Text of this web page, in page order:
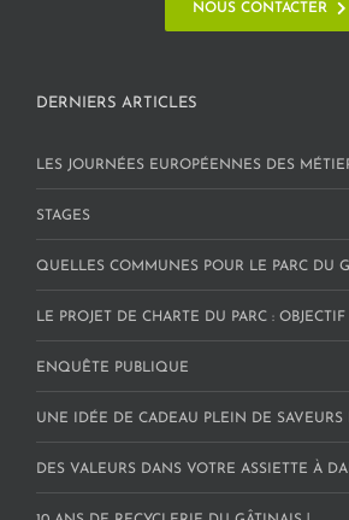
NOUS CONTACTER
DERNIERS ARTICLES
LES JOURNÉES EUROPÉENNES DES
STAGES
QUELLES COMMUNES POUR LE PARC DU
LE PROJET DE CHARTE DU PARC : OBJECTIF
ENQUÊTE PUBLIQUE
UNE IDÉE DE CADEAU PLEIN DE SAVEURS
DES VALEURS DANS VOTRE ASSIETTE À